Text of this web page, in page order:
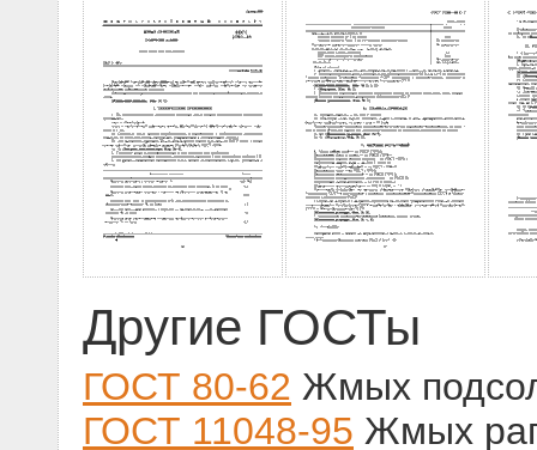
Другие ГОСТы
ГОСТ 80-62 Жмых
ГОСТ 11048-95 Жмых